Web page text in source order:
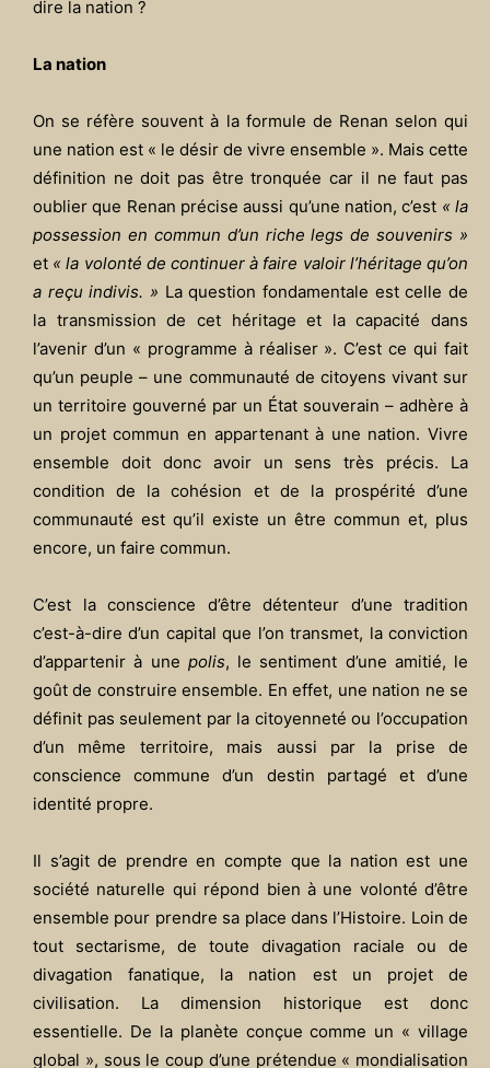
dire la nation ?
La nation
On se réfère souvent à la formule de Renan selon qui
une nation est « le désir de vivre ensemble ». Mais cette
définition ne doit pas être tronquée car il ne faut pas
oublier que Renan précise aussi qu’une nation, c’est « la
possession en commun d’un riche legs de souvenirs »
et « la volonté de continuer à faire valoir l’héritage qu’on
a reçu indivis. » La question fondamentale est celle de
la transmission de cet héritage et la capacité dans
l’avenir d’un « programme à réaliser ». C’est ce qui fait
qu’un peuple – une communauté de citoyens vivant sur
un territoire gouverné par un État souverain – adhère à
un projet commun en appartenant à une nation. Vivre
ensemble doit donc avoir un sens très précis. La
condition de la cohésion et de la prospérité d’une
communauté est qu’il existe un être commun et, plus
encore, un faire commun.
C’est la conscience d’être détenteur d’une tradition
c’est-à-dire d’un capital que l’on transmet, la conviction
d’appartenir à une polis, le sentiment d’une amitié, le
goût de construire ensemble. En effet, une nation ne se
définit pas seulement par la citoyenneté ou l’occupation
d’un même territoire, mais aussi par la prise de
conscience commune d’un destin partagé et d’une
identité propre.
Il s’agit de prendre en compte que la nation est une
société naturelle qui répond bien à une volonté d’être
ensemble pour prendre sa place dans l’Histoire. Loin de
tout sectarisme, de toute divagation raciale ou de
divagation fanatique, la nation est un projet de
civilisation. La dimension historique est donc
essentielle. De la planète conçue comme un « village
global », sous le coup d’une prétendue « mondialisation